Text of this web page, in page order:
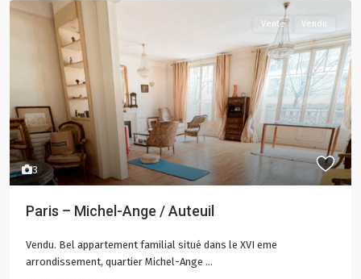
3
Vente Vendu
Paris – Michel-Ange / Auteuil
Vendu. Bel appartement familial situé dans le XVI eme
arrondissement, quartier Michel-Ange ...